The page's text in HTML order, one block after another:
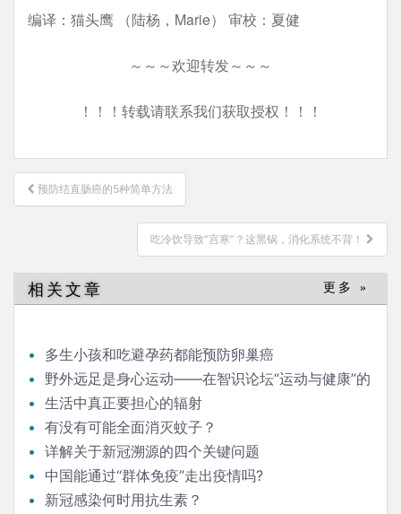
编译：猫头鹰 （陆杨，Marie） 审校：夏健
～～～欢迎转发～～～
！！！转载请联系我们获取授权！！！
文
章
预防结直肠癌的5种简单方法
吃冷饮导致“宫寒”？这黑锅，消化系统不背！
相关文章 更多 »
多生小孩和吃避孕药都能预防卵巢癌
野外远足是身心运动——在智识论坛“运动与健康”的
发言生活中真正要担心的辐射
有没有可能全面消灭蚊子？
详解关于新冠溯源的四个关键问题
中国能通过“群体免疫”走出疫情吗?
新冠感染何时用抗生素？